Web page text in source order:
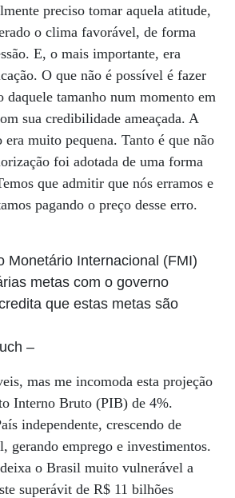
preciso tomar aquela atitude,
o clima favorável, de forma
E, o mais importante, era
O que não é possível é fazer
daquele tamanho num momento em
sua credibilidade ameaçada. A
era muito pequena. Tanto é que não
foi adotada de uma forma
que admitir que nós erramos e
pagando o preço desse erro.
Monetário Internacional (FMI)
metas com o governo
que estas metas são
–
mas me incomoda esta projeção
Interno Bruto (PIB) de 4%.
independente, crescendo de
gerando emprego e investimentos.
o Brasil muito vulnerável a
superávit de R$ 11 bilhões